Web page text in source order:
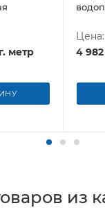
метр
Цена:
4 982
из